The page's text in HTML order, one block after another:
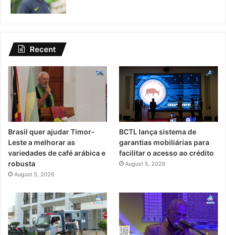
Recent
Brasil quer ajudar Timor-
Leste a melhorar as
variedades de café arábica e
robusta
August 5, 2026
BCTL lança sistema de
garantias mobiliárias para
facilitar o acesso ao crédito
August 5, 2026